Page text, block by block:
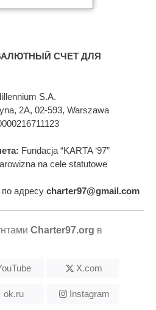
СЧЕТ ДЛЯ
S.A.
2A, 02-593, Warszawa
Fundacja “KARTA ‘97”
na cele statutowe
адресу charter97@gmail.com
Charter97.org в
X.com
ok.ru Instagram